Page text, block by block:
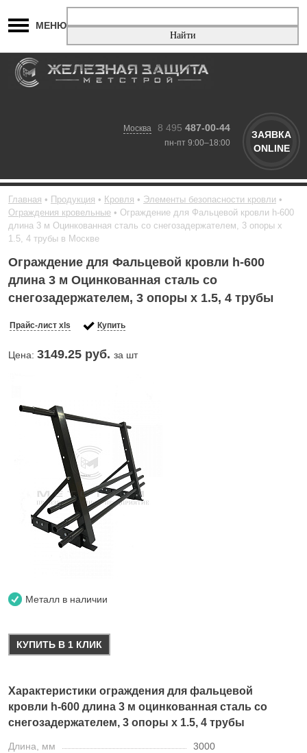
МЕНЮ
Москва 8 495 487-00-44
пн-пт 9:00–18:00
ЗАЯВКА
ONLINE
Главная Продукция Кровля
Элементы безопасности кровли
Ограждения кровельные
Ограждение для Фальцевой кровли h-600
длина 3 м Оцинкованная сталь со снегозадержателем, 3 опоры х
1.5, 4 трубы в Москве
Ограждение для Фальцевой кровли h-600
длина 3 м Оцинкованная сталь со
снегозадержателем, 3 опоры х 1.5, 4 трубы
Прайс-лист xls Купить
Цена: 3149.25 руб. за шт
Металл в наличии
КУПИТЬ В 1 КЛИК
Характеристики ограждения для фальцевой
кровли h-600 длина 3 м оцинкованная сталь со
снегозадержателем, 3 опоры х 1.5, 4 трубы
Длина, мм
3000